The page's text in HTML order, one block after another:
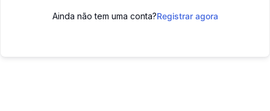
Ainda não tem uma conta?Registrar agora